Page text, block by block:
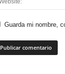
Guarda mi nombre,